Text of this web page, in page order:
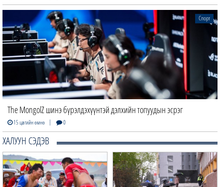
The MongolZ шинэ бүрэлдэхүүнтэй дэлхийн топуудын эсрэг
15 цагийн өмнө | 0
Спорт
ХАЛУУН СЭДЭВ